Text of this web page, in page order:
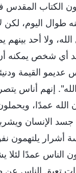
الكتاب
طوال اليوم، لكن
ولا أحد بينهم
أي شخص يمكنه
عديمو القيمة
إنهم أناس
الله عمدًا،
جسد الإنسان
أشرار يلتهمون
الناس عمدًا
تعيق الناس عن